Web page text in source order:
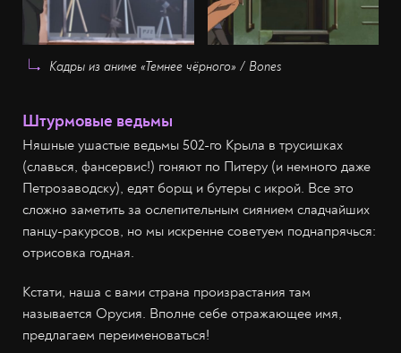
Кадры из аниме «Темнее чёрного» / Bones
Штурмовые ведьмы
Няшные ушастые ведьмы 502-го Крыла в трусишках
(славься, фансервис!) гоняют по Питеру (и немного даже
Петрозаводску), едят борщ и бутеры с икрой. Все это
сложно заметить за ослепительным сиянием сладчайших
панцу-ракурсов, но мы искренне советуем поднапрячься:
отрисовка годная.
Кстати, наша с вами страна произрастания там
называется Орусия. Вполне себе отражающее имя,
предлагаем переименоваться!